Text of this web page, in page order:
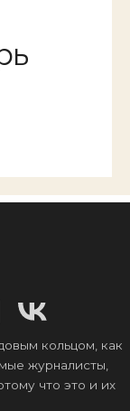
кольцом, как
журналисты,
что это и их